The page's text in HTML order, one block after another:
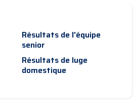
Résultats de l'équipe
senior
Résultats de luge
domestique